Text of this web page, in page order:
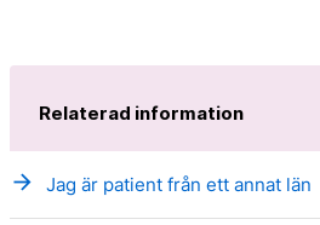
Relaterad information
arrow_forward Jag är patient från ett annat län